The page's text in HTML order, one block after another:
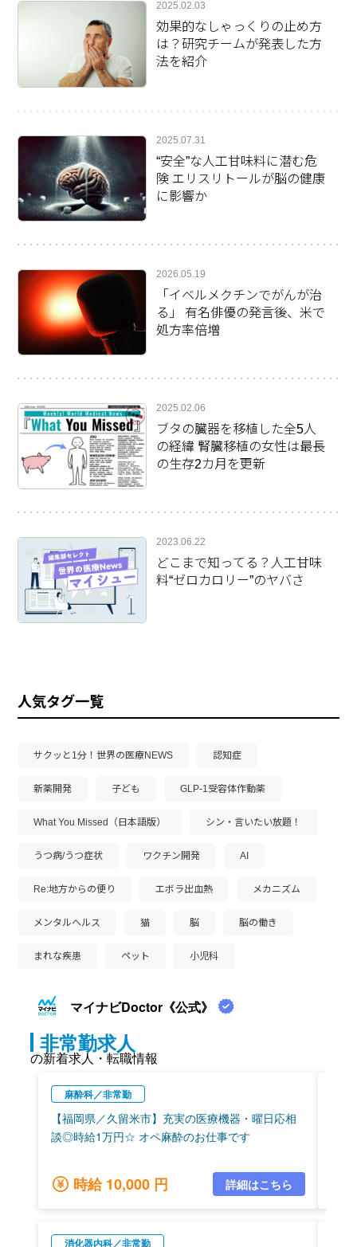
2025.02.03
効果的なしゃっくりの止め方
は？研究チームが発表した方
法を紹介
2025.07.31
“安全”な人工甘味料に潜む危
険 エリスリトールが脳の健康
に影響か
2026.05.19
「イベルメクチンでがんが治
る」 有名俳優の発言後、米で
処方率倍増
2025.02.06
ブタの臓器を移植した全5人
の経緯 腎臓移植の女性は最長
の生存2カ月を更新
2023.06.22
どこまで知ってる？人工甘味
料“ゼロカロリー”のヤバさ
人気タグ一覧
サクッと1分！世界の医療NEWS 認知症
新薬開発 子ども GLP-1受容体作動薬
What You Missed（日本語版） シン・言いたい放題！
うつ病/うつ症状 ワクチン開発 AI
Re:地方からの便り エボラ出血熱 メカニズム
メンタルヘルス 猫 脳 脳の働き
まれな疾患 ペット 小児科